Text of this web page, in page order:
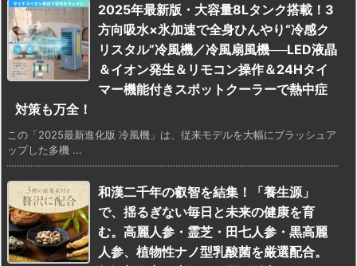
2025年最新版・大容量8Lタンク搭載！3
方向吸水×氷加速で全身ひんやり“冷感ク
リスタル”冷風機／冷風扇風機──LED液晶
＆イオン発生＆リモコン操作＆24Hタイ
マー機能付きスポットクーラーで熱中症
対策も万全！
この「2025最新進化版 冷風機」は、従来モデルを大幅にブラッシュア
ップした多機 ...
和漢二千年の叡智を結集！「養生源」
で、揺るぎない毎日と未来の健康を育
む。高麗人参・霊芝・田七人参・黒高麗
人参、植物性ナノ型乳酸菌を厳選配合。